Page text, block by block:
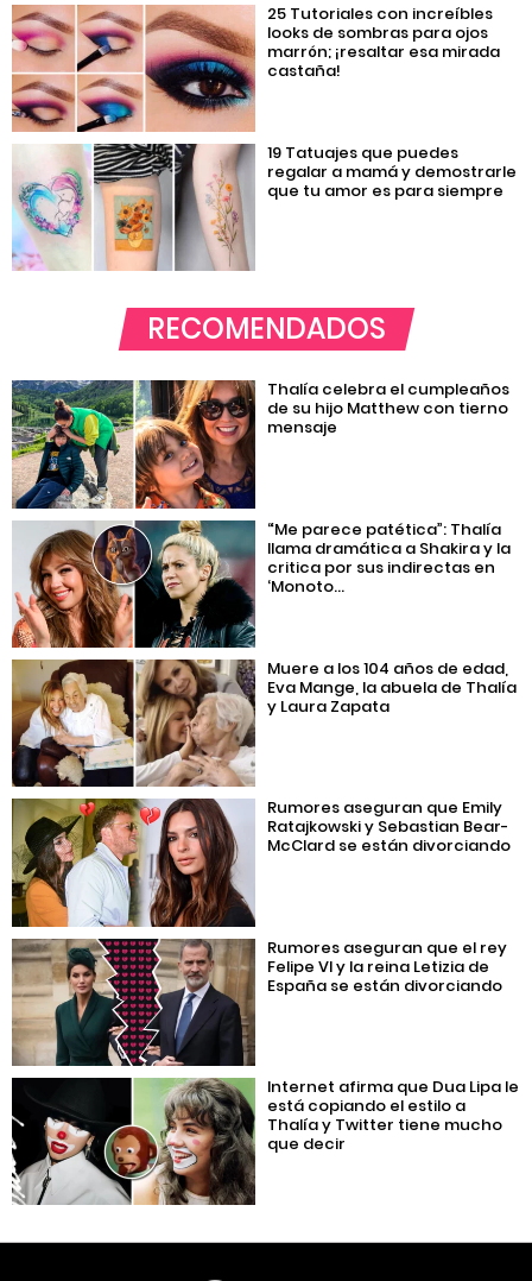
25 Tutoriales con increíbles
looks de sombras para ojos
marrón; ¡resaltar esa mirada
castaña!
19 Tatuajes que puedes
regalar a mamá y demostrarle
que tu amor es para siempre
RECOMENDADOS
Thalía celebra el cumpleaños
de su hijo Matthew con tierno
mensaje
“Me parece patética”: Thalía
llama dramática a Shakira y la
critica por sus indirectas en
‘Monoto...
Muere a los 104 años de edad,
Eva Mange, la abuela de Thalía
y Laura Zapata
Rumores aseguran que Emily
Ratajkowski y Sebastian Bear-
McClard se están divorciando
Rumores aseguran que el rey
Felipe VI y la reina Letizia de
España se están divorciando
Internet afirma que Dua Lipa le
está copiando el estilo a
Thalía y Twitter tiene mucho
que decir